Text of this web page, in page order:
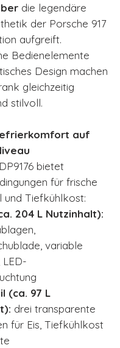
die legendäre
der Porsche 917
aufgreift.
Bedienelemente
Design machen
gleichzeitig
stilvoll.
auf
bietet
für frische
und Tiefkühlkost:
204 L Nutzinhalt):
variable
LED-
(ca. 97 L
drei transparente
für Eis, Tiefkühlkost